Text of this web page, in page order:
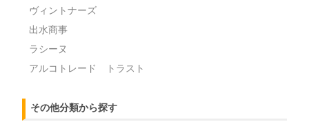
ヴィントナーズ
出水商事
ラシーヌ
アルコトレード トラスト
その他分類から探す